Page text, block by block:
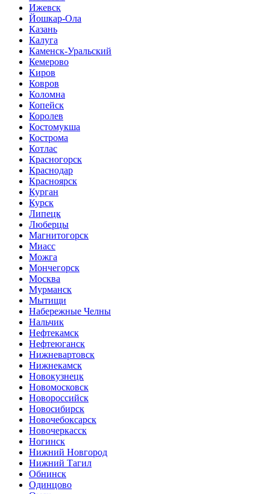
Ижевск
Йошкар-Ола
Казань
Калуга
Каменск-Уральский
Кемерово
Киров
Ковров
Коломна
Копейск
Королев
Костомукша
Кострома
Котлас
Красногорск
Краснодар
Красноярск
Курган
Курск
Липецк
Люберцы
Магнитогорск
Миасс
Можга
Мончегорск
Москва
Мурманск
Мытищи
Набережные Челны
Нальчик
Нефтекамск
Нефтеюганск
Нижневартовск
Нижнекамск
Новокузнецк
Новомосковск
Новороссийск
Новосибирск
Новочебоксарск
Новочеркасск
Ногинск
Нижний Новгород
Нижний Тагил
Обнинск
Одинцово